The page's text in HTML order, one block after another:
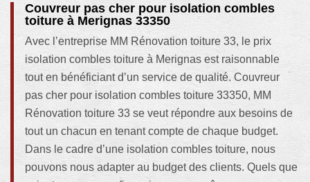
Couvreur pas cher pour isolation combles
toiture à Merignas 33350
Avec l’entreprise MM Rénovation toiture 33, le prix
isolation combles toiture à Merignas est raisonnable
tout en bénéficiant d’un service de qualité. Couvreur
pas cher pour isolation combles toiture 33350, MM
Rénovation toiture 33 se veut répondre aux besoins de
tout un chacun en tenant compte de chaque budget.
Dans le cadre d’une isolation combles toiture, nous
pouvons nous adapter au budget des clients. Quels que